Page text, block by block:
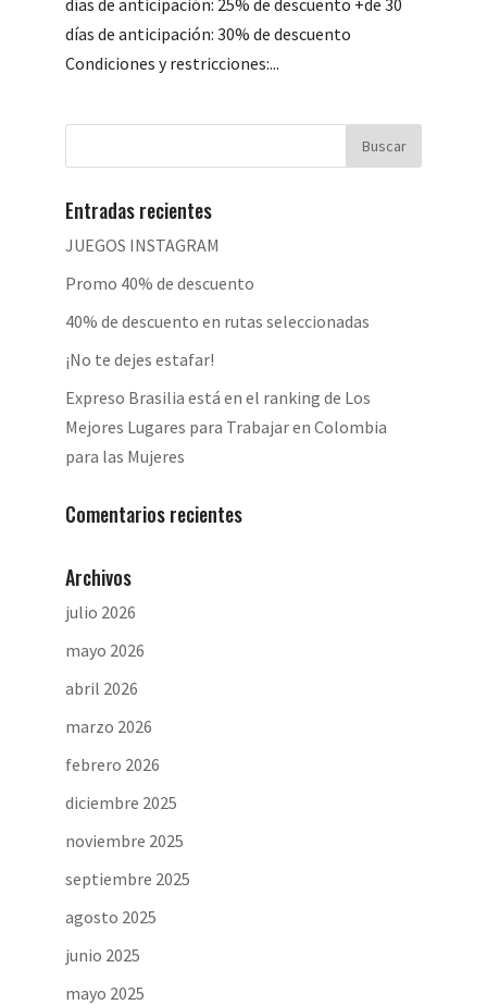
días de anticipación: 30% de descuento
Condiciones y restricciones:...
Entradas recientes
JUEGOS INSTAGRAM
Promo 40% de descuento
40% de descuento en rutas seleccionadas
¡No te dejes estafar!
Expreso Brasilia está en el ranking de Los
Mejores Lugares para Trabajar en Colombia
para las Mujeres
Comentarios recientes
Archivos
julio 2026
mayo 2026
abril 2026
marzo 2026
febrero 2026
diciembre 2025
noviembre 2025
septiembre 2025
agosto 2025
junio 2025
mayo 2025